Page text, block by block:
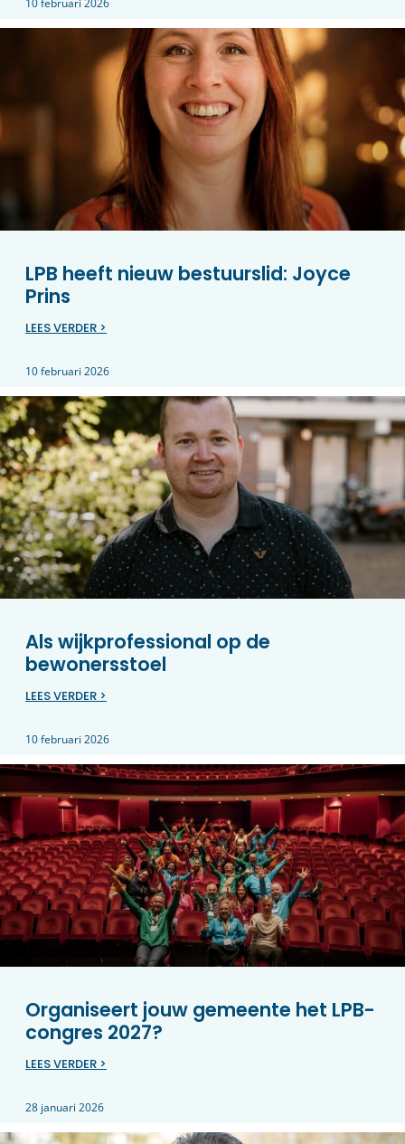
LPB heeft nieuw bestuurslid: Joyce
Prins
LEES VERDER >
10 februari 2026
Als wijkprofessional op de
bewonersstoel
LEES VERDER >
10 februari 2026
Organiseert jouw gemeente het LPB-
congres 2027?
LEES VERDER >
28 januari 2026